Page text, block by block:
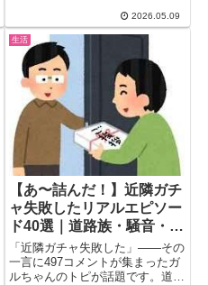
2026.05.09
生活
【あ〜詰んだ！】近隣ガチ
ャ失敗したリアルエピソー
ド40選｜道路族・騒音・後
から来たモンスター住民の
実態
「近隣ガチャ失敗した」——その
一言に497コメントが集まったガ
ルちゃんのトピが話題です。道路